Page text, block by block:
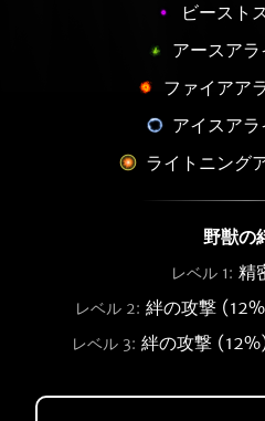
ビースト
アースアラ
ファイアア
アイスアラ
ライトニング
野獣の
レベル 1: 精
レベル 2: 絆の攻撃
レベル 3: 絆の攻撃